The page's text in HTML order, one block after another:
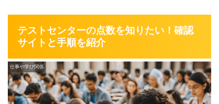
テストセンターの点数を知りたい！確認
サイトと手順を紹介
仕事や学び関係